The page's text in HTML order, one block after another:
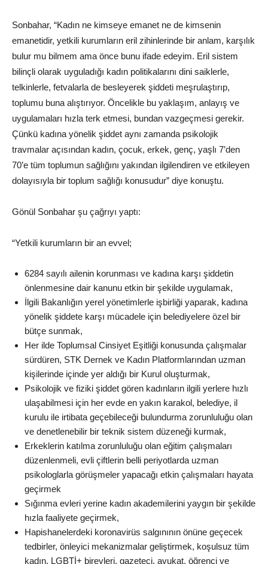
Sonbahar, “Kadın ne kimseye emanet ne de kimsenin
emanetidir, yetkili kurumların eril zihinlerinde bir anlam, karşılık
bulur mu bilmem ama önce bunu ifade edeyim. Eril sistem
bilinçli olarak uyguladığı kadın politikalarını dini saiklerle,
telkinlerle, fetvalarla de besleyerek şiddeti meşrulaştırıp,
toplumu buna alıştırıyor. Öncelikle bu yaklaşım, anlayış ve
uygulamaları hızla terk etmesi, bundan vazgeçmesi gerekir.
Çünkü kadına yönelik şiddet aynı zamanda psikolojik
travmalar açısından kadın, çocuk, erkek, genç, yaşlı 7’den
70’e tüm toplumun sağlığını yakından ilgilendiren ve etkileyen
dolayısıyla bir toplum sağlığı konusudur” diye konuştu.
Gönül Sonbahar şu çağrıyı yaptı:
“Yetkili kurumların bir an evvel;
6284 sayılı ailenin korunması ve kadına karşı şiddetin
önlenmesine dair kanunu etkin bir şekilde uygulamak,
İlgili Bakanlığın yerel yönetimlerle işbirliği yaparak, kadına
yönelik şiddete karşı mücadele için belediyelere özel bir
bütçe sunmak,
Her ilde Toplumsal Cinsiyet Eşitliği konusunda çalışmalar
sürdüren, STK Dernek ve Kadın Platformlarından uzman
kişilerinde içinde yer aldığı bir Kurul oluşturmak,
Psikolojik ve fiziki şiddet gören kadınların ilgili yerlere hızlı
ulaşabilmesi için her evde en yakın karakol, belediye, il
kurulu ile irtibata geçebileceği bulundurma zorunluluğu olan
ve denetlenebilir bir teknik sistem düzeneği kurmak,
Erkeklerin katılma zorunluluğu olan eğitim çalışmaları
düzenlenmeli, evli çiftlerin belli periyotlarda uzman
psikologlarla görüşmeler yapacağı etkin çalışmaları hayata
geçirmek
Sığınma evleri yerine kadın akademilerini yaygın bir şekilde
hızla faaliyete geçirmek,
Hapishanelerdeki koronavirüs salgınının önüne geçecek
tedbirler, önleyici mekanizmalar geliştirmek, koşulsuz tüm
kadın, LGBTİ+ bireyleri, gazeteci, avukat, öğrenci ve